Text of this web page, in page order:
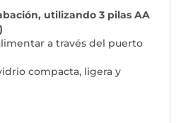
utilizando 3 pilas AA
a través del puerto
compacta, ligera y